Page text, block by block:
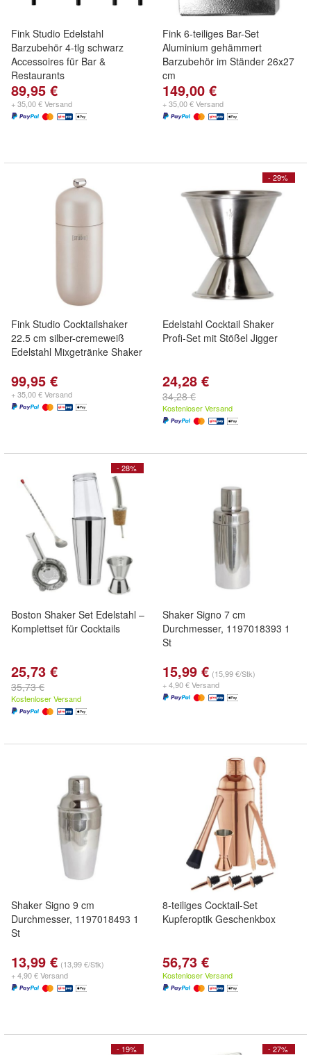
Fink Studio Edelstahl
Barzubehör 4-tlg schwarz
Accessoires für Bar &
Restaurants
89,95 €
+ 35,00 € Versand
Fink 6-teiliges Bar-Set
Aluminium gehämmert
Barzubehör im Ständer 26x27
cm
149,00 €
+ 35,00 € Versand
Fink Studio Cocktailshaker
22.5 cm silber-cremeweiß
Edelstahl Mixgetränke Shaker
99,95 €
+ 35,00 € Versand
- 29%
Edelstahl Cocktail Shaker
Profi-Set mit Stößel Jigger
24,28 €
34,28 €
Kostenloser Versand
- 28%
Boston Shaker Set Edelstahl –
Komplettset für Cocktails
25,73 €
35,73 €
Kostenloser Versand
Shaker Signo 7 cm
Durchmesser, 1197018393 1
St
15,99 € (15,99 €/Stk)
+ 4,90 € Versand
Shaker Signo 9 cm
Durchmesser, 1197018493 1
St
13,99 € (13,99 €/Stk)
+ 4,90 € Versand
8-teiliges Cocktail-Set
Kupferoptik Geschenkbox
56,73 €
Kostenloser Versand
- 19% - 27%